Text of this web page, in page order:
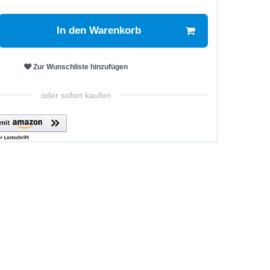
In den Warenkorb
Zur Wunschliste hinzufügen
oder sofort kaufen